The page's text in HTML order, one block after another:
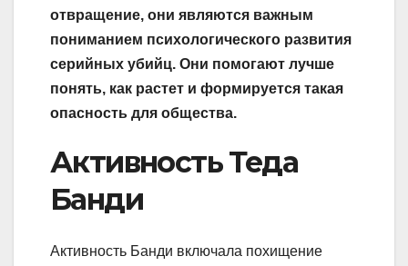
отвращение, они являются важным
пониманием психологического развития
серийных убийц. Они помогают лучше
понять, как растет и формируется такая
опасность для общества.
Активность Теда
Банди
Активность Банди включала похищение